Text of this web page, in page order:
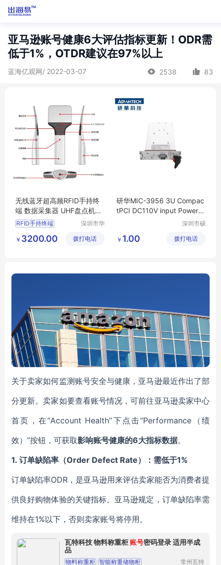
亚马逊账号健康6大评估指标更新！ODR需
低于1%，OTDR建议在97%以上
蓝海亿观网/ 2022-03-07 2538 83
无线蓝牙超高频RFID手持终
端 数据采集器 UHF盘点机HX
U-A100
RFID手持终端
RFID盘点机
深圳市华
技有限公
￥ 3200.00 拨打电话
研华MIC-3956 3U Compac
tPCI DC110V input Power S
深圳市硕
限公司
￥ 1.00 拨打电话
关于卖家如何监测账号安全与健康，亚马逊最近作出了部
分更新。卖家如要查看账号情况，可前往亚马逊卖家中心
首页，在“Account Health”下点击“Performance（绩
效）”按钮，可获取影响账号健康的6大指标数据。
1. 订单缺陷率（Order Defect Rate）：需低于1%
订单缺陷率ODR，是亚马逊用来评估卖家能否为消费者提
供良好购物体验的关键指标。亚马逊规定，订单缺陷率需
维持在1%以下，否则卖家账号将停用。
瓦特科技 物料称重柜 账号密码登录 适用半成
品
物料称重柜 智能称重储物柜
常州瓦特